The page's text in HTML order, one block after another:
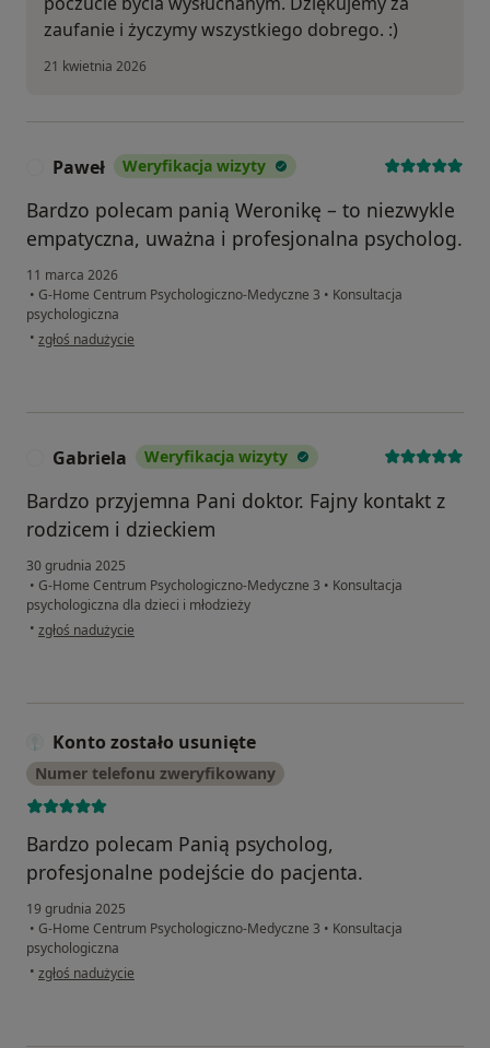
zaufanie i życzymy wszystkiego dobrego. :)
21 kwietnia 2026
Paweł Weryfikacja wizyty
Bardzo polecam panią Weronikę – to niezwykle
empatyczna, uważna i profesjonalna psycholog.
11 marca 2026
• G-Home Centrum Psychologiczno-Medyczne 3 • Konsultacja
psychologiczna
• w opinii użytkownika Paweł
zgłoś nadużycie
Gabriela Weryfikacja wizyty
Bardzo przyjemna Pani doktor. Fajny kontakt z
rodzicem i dzieckiem
30 grudnia 2025
• G-Home Centrum Psychologiczno-Medyczne 3 • Konsultacja
psychologiczna dla dzieci i młodzieży
• w opinii użytkownika Gabriela
zgłoś nadużycie
Konto zostało usunięte
Numer telefonu zweryfikowany
Bardzo polecam Panią psycholog,
profesjonalne podejście do pacjenta.
19 grudnia 2025
• G-Home Centrum Psychologiczno-Medyczne 3 • Konsultacja
psychologiczna
• w opinii użytkownika Konto zostało usunięte
zgłoś nadużycie